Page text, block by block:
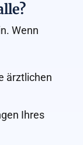
Wenn
ärztlichen
Ihres